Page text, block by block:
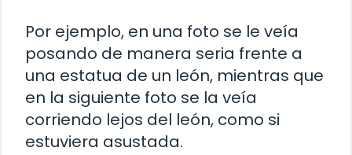
Por ejemplo, en una foto se le veía
posando de manera seria frente a
una estatua de un león, mientras que
en la siguiente foto se la veía
corriendo lejos del león, como si
estuviera asustada.